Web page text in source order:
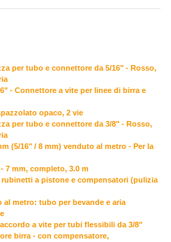
per tubo e connettore da 5/16" - Rosso,
- Connettore a vite per linee di birra e
opaco, 2 vie
per tubo e connettore da 3/8" - Rosso,
(5/16" / 8 mm) venduto al metro - Per la
7 mm, completo, 3.0 m
a pistone e compensatori (pulizia
al metro: tubo per bevande e aria
a vite per tubi flessibili da 3/8"
birra - con compensatore,